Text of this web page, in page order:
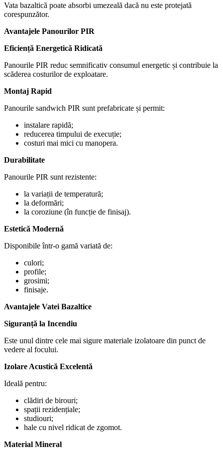
Vata bazaltică poate absorbi umezeală dacă nu este protejată
corespunzător.
Avantajele Panourilor PIR
Eficiență Energetică Ridicată
Panourile PIR reduc semnificativ consumul energetic și contribuie la
scăderea costurilor de exploatare.
Montaj Rapid
Panourile sandwich PIR sunt prefabricate și permit:
instalare rapidă;
reducerea timpului de execuție;
costuri mai mici cu manopera.
Durabilitate
Panourile PIR sunt rezistente:
la variații de temperatură;
la deformări;
la coroziune (în funcție de finisaj).
Estetică Modernă
Disponibile într-o gamă variată de:
culori;
profile;
grosimi;
finisaje.
Avantajele Vatei Bazaltice
Siguranță la Incendiu
Este unul dintre cele mai sigure materiale izolatoare din punct de
vedere al focului.
Izolare Acustică Excelentă
Ideală pentru:
clădiri de birouri;
spații rezidențiale;
studiouri;
hale cu nivel ridicat de zgomot.
Material Mineral